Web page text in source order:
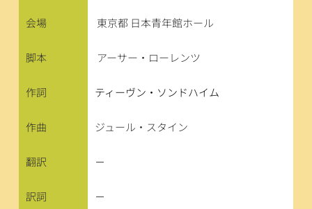
会場 東京都 日本青年館ホール
脚本 アーサー・ローレンツ
作詞 ティーヴン・ソンドハイム
作曲 ジュール・スタイン
翻訳 －
訳詞 －